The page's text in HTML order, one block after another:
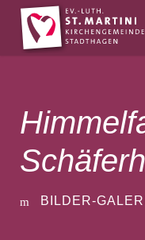
BILDER-